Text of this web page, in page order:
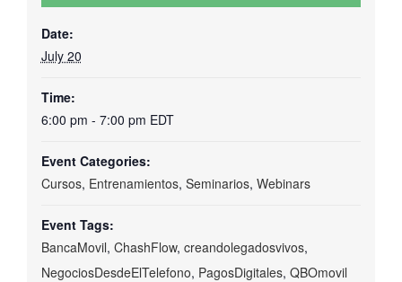
Date:
July 20
Time:
6:00 pm - 7:00 pm EDT
Event Categories:
Cursos, Entrenamientos, Seminarios, Webinars
Event Tags:
BancaMovil, ChashFlow, creandolegadosvivos,
NegociosDesdeElTelefono, PagosDigitales, QBOmovil